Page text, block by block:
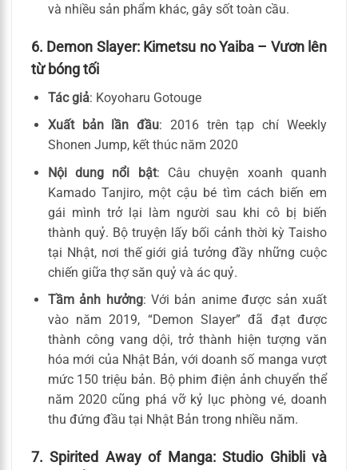
và nhiều sản phẩm khác, gây sốt toàn cầu.
6. Demon Slayer: Kimetsu no Yaiba – Vươn lên
từ bóng tối
Tác giả: Koyoharu Gotouge
Xuất bản lần đầu: 2016 trên tạp chí Weekly
Shonen Jump, kết thúc năm 2020
Nội dung nổi bật: Câu chuyện xoanh quanh
Kamado Tanjiro, một cậu bé tìm cách biến em
gái mình trở lại làm người sau khi cô bị biến
thành quỷ. Bộ truyện lấy bối cảnh thời kỳ Taisho
tại Nhật, nơi thế giới giả tưởng đầy những cuộc
chiến giữa thợ săn quỷ và ác quỷ.
Tầm ảnh hưởng: Với bản anime được sản xuất
vào năm 2019, “Demon Slayer” đã đạt được
thành công vang dội, trở thành hiện tượng văn
hóa mới của Nhật Bản, với doanh số manga vượt
mức 150 triệu bản. Bộ phim điện ảnh chuyển thể
năm 2020 cũng phá vỡ kỷ lục phòng vé, doanh
thu đứng đầu tại Nhật Bản trong nhiều năm.
7. Spirited Away of Manga: Studio Ghibli và